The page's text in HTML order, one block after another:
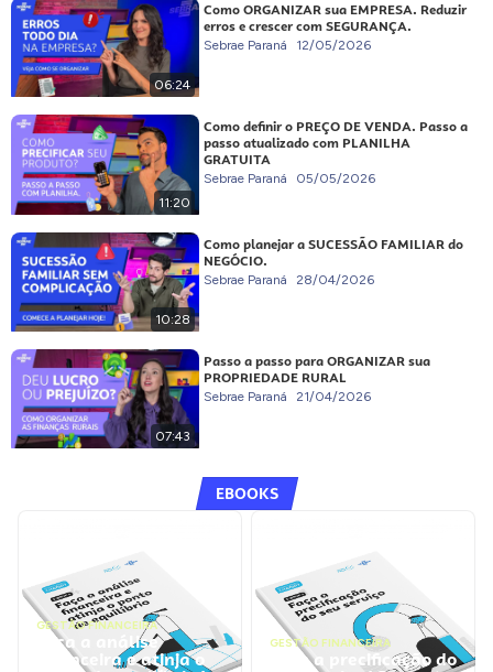
06:24
Como ORGANIZAR sua EMPRESA. Reduzir
erros e crescer com SEGURANÇA.
Sebrae Paraná 12/05/2026
11:20
Como definir o PREÇO DE VENDA. Passo a
passo atualizado com PLANILHA
GRATUITA
Sebrae Paraná 05/05/2026
10:28
Como planejar a SUCESSÃO FAMILIAR do
NEGÓCIO.
Sebrae Paraná 28/04/2026
07:43
Passo a passo para ORGANIZAR sua
PROPRIEDADE RURAL
Sebrae Paraná 21/04/2026
EBOOKS
GESTÃO FINANCEIRA
Faça a análise
financeira e atinja o
GESTÃO FINANCEIRA
Faça a precificação do